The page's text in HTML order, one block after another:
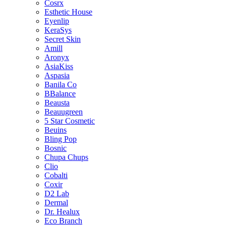
Cosrx
Esthetic House
Eyenlip
KeraSys
Secret Skin
Amill
Aronyx
AsiaKiss
Aspasia
Banila Co
BBalance
Beausta
Beauugreen
5 Star Cosmetic
Beuins
Bling Pop
Bosnic
Chupa Chups
Clio
Cobalti
Coxir
D2 Lab
Dermal
Dr. Healux
Eco Branch